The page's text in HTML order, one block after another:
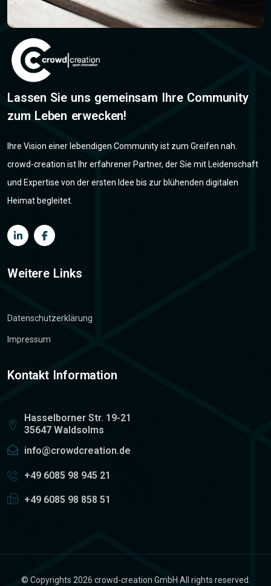
Lassen Sie uns gemeinsam Ihre Community
zum Leben erwecken!
Ihre Vision einer lebendigen Community ist zum Greifen nah.
crowd-creation ist Ihr erfahrener Partner, der Sie mit Leidenschaft
und Expertise von der ersten Idee bis zur blühenden digitalen
Heimat begleitet.
Weitere Links
Datenschutzerklärung
Impressum
Kontakt Information
Hasselborner Str. 19-21
35647 Waldsolms
info@crowdcreation.de
+49 6085 98 945 21
+49 6085 98 858 51
© Copyrights 2026 crowd-creation GmbH All rights reserved.